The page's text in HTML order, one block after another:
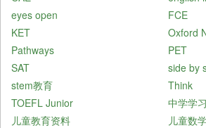
eyes open
FCE
KET
Oxford
Pathways
PET
SAT
side by
stem教育
Think
TOEFL Junior
中学学
儿童教育资料
儿童数